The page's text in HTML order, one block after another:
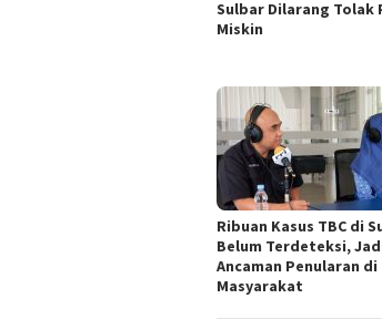
Sulbar Dilarang Tolak
Miskin
Ribuan Kasus TBC di
Belum Terdeteksi,
Ancaman Penularan di
Masyarakat